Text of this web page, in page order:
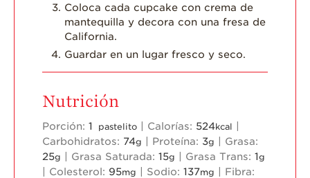
Coloca cada cupcake con crema de
mantequilla y decora con una fresa de
California.
Guardar en un lugar fresco y seco.
Nutrición
Porción: 1 pastelito Calorías: 524kcal
Carbohidratos: 74g Proteína: 3g
Grasa:
25g Grasa Saturada: 15g Grasa Trans: 1g
Colesterol: 95mg Sodio: 137mg
Fibra: